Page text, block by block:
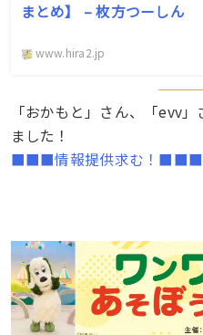
まとめ】 – 枚方つーしん
www.hira2.jp
「おかもと」さん、「evv
ました！
■■■情報提供求む！■■■